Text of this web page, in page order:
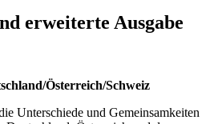
erweiterte Ausgabe
Österreich/Schweiz
Unterschiede und Gemeinsamkeiten